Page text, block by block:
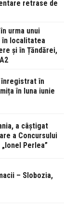
retrase de
urma unui
localitatea
și în Țăndărei,
înregistrat în
în luna iunie
a câștigat
a Concursului
Perlea”
– Slobozia,